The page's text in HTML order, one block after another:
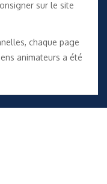
sur le site
chaque page
animateurs a été